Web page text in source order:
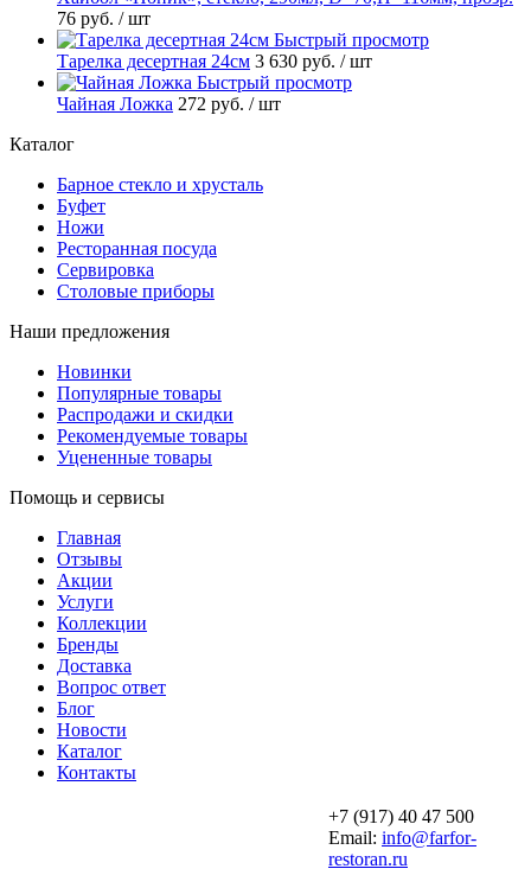
76 руб. / шт
Быстрый просмотр
Тарелка десертная 24см 3 630 руб. / шт
Быстрый просмотр
Чайная Ложка 272 руб. / шт
Каталог
Барное стекло и хрусталь
Буфет
Ножи
Ресторанная посуда
Сервировка
Столовые приборы
Наши предложения
Новинки
Популярные товары
Распродажи и скидки
Рекомендуемые товары
Уцененные товары
Помощь и сервисы
Главная
Отзывы
Акции
Услуги
Коллекции
Бренды
Доставка
Вопрос ответ
Блог
Новости
Каталог
Контакты
+7 (917) 40 47 500
Email: info@farfor-
restoran.ru